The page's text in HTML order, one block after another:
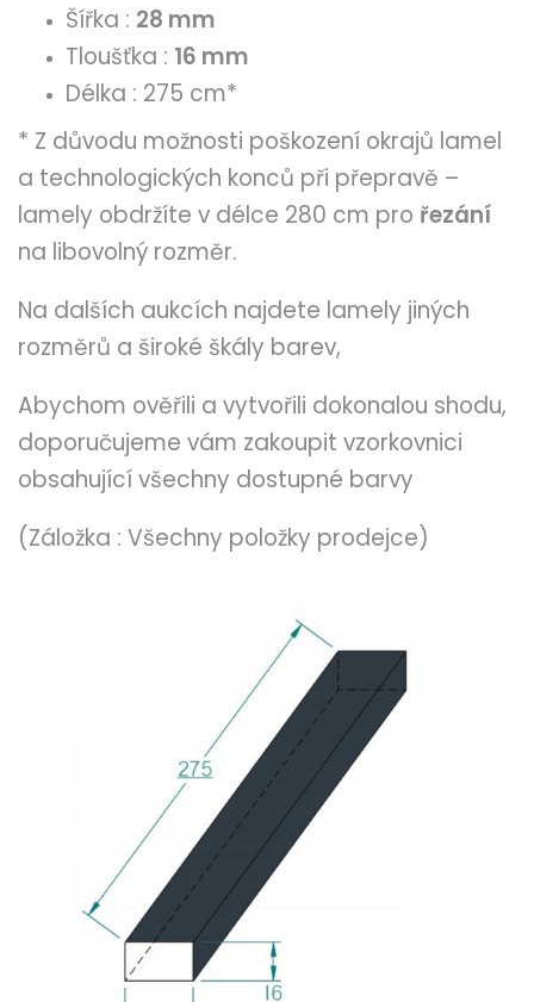
Šířka : 28 mm
Tloušťka : 16 mm
Délka : 275 cm*
* Z důvodu možnosti poškození okrajů lamel
a technologických konců při přepravě –
lamely obdržíte v délce 280 cm pro řezání
na libovolný rozměr.
Na dalších aukcích najdete lamely jiných
rozměrů a široké škály barev,
Abychom ověřili a vytvořili dokonalou shodu,
doporučujeme vám zakoupit vzorkovnici
obsahující všechny dostupné barvy
(Záložka : Všechny položky prodejce)